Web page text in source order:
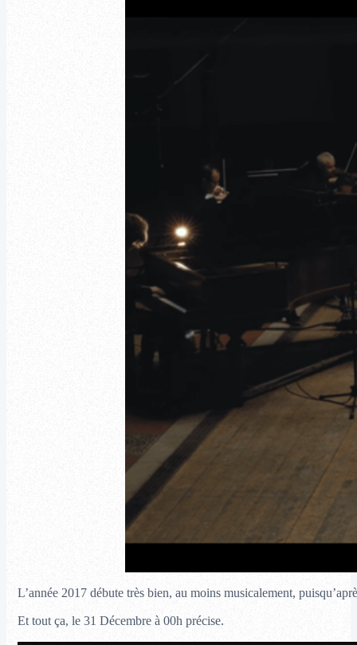
L’année 2017 débute très bien, au moins musicalement,
Et tout ça, le 31 Décembre à 00h précise.